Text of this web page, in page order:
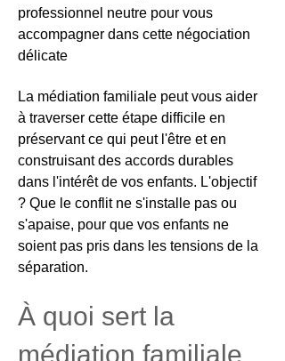
professionnel neutre pour vous
accompagner dans cette négociation
délicate
La médiation familiale peut vous aider
à traverser cette étape difficile en
préservant ce qui peut l'être et en
construisant des accords durables
dans l'intérêt de vos enfants. L'objectif
? Que le conflit ne s'installe pas ou
s'apaise, pour que vos enfants ne
soient pas pris dans les tensions de la
séparation.
À quoi sert la
médiation familiale